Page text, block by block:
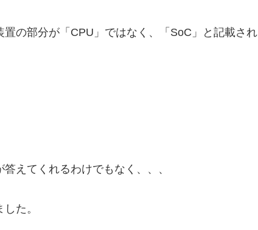
の部分が「CPU」ではなく、「SoC」と記載され
えてくれるわけでもなく、、、
た。